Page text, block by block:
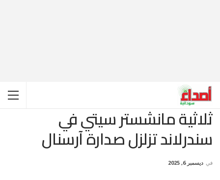
ثلاثية مانشستر سيتي في
سندرلاند تزلزل صدارة آرسنال
في ديسمبر 6, 2025